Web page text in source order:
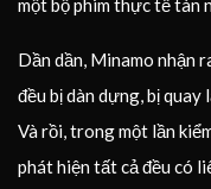
một bộ phim thực tế tàn
Dần dần, Minamo nhận
đều bị dàn dựng, bị
Và rồi, trong một lần
phát hiện tất cả đều có